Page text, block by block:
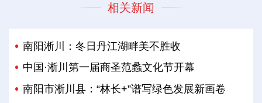
相关新闻
南阳淅川：冬日丹江湖畔美不胜收
中国·淅川第一届商圣范蠡文化节开幕
南阳市淅川县：“林长+”谱写绿色发展新画卷